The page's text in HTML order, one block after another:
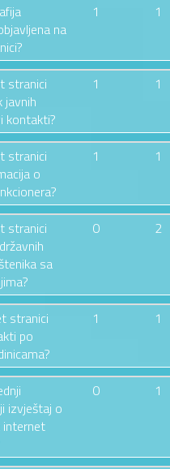
na
1 1
stranici
javnih
kontakti?
1 1
stranici
o
1 1
stranici
sa
0 2
stranici
po
1 1
izvještaj o
internet
0 1